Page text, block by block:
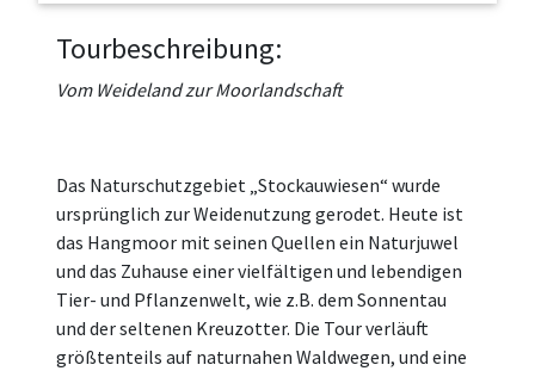
Tourbeschreibung:
Vom Weideland zur Moorlandschaft
Das Naturschutzgebiet „Stockauwiesen“ wurde
ursprünglich zur Weidenutzung gerodet. Heute ist
das Hangmoor mit seinen Quellen ein Naturjuwel
und das Zuhause einer vielfältigen und lebendigen
Tier- und Pflanzenwelt, wie z.B. dem Sonnentau
und der seltenen Kreuzotter. Die Tour verläuft
größtenteils auf naturnahen Waldwegen, und eine